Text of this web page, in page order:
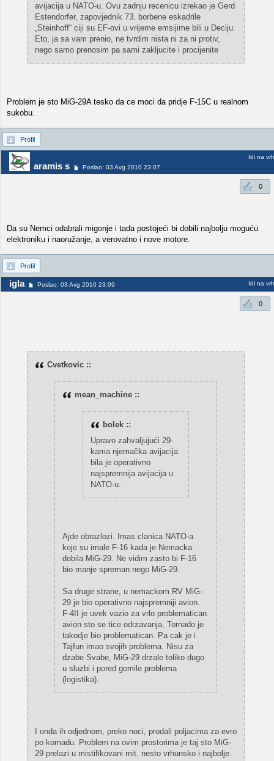
avijacija u NATO-u. Ovu zadnju recenicu izrekao je Gerd
Estendorfer, zapovjednik 73. borbene eskadrile
„Steinhoff“ ciji su EF-ovi u vrijeme emsijime bili u Deciju.
Eto, ja sa vam prenio, ne tvrdim nista ni za ni protiv,
nego samo prenosim pa sami zakljucite i procijenite
Problem je sto MiG-29A tesko da ce moci da pridje F-15C u realnom
sukobu.
Profil
aramis s Poslao: 03 Avg 2010 23:07
Idi na vrh
0
Da su Nemci odabrali migonje i tada postojeći bi dobili najbolju moguću
elektroniku i naoružanje, a verovatno i nove motore.
Profil
igla Poslao: 03 Avg 2010 23:09 Idi na vrh
0
Cvetkovic ::
mean_machine ::
bolek ::
Upravo zahvaljujući 29-
kama njemačka avijacija
bila je operativno
najspremnija avijacija u
NATO-u.
Ajde obrazlozi. Imas clanica NATO-a
koje su imale F-16 kada je Nemacka
dobila MiG-29. Ne vidim zasto bi F-16
bio manje spreman nego MiG-29.
Sa druge strane, u nemackom RV MiG-
29 je bio operativno najspremniji avion.
F-4II je uvek vazio za vrlo problematican
avion sto se tice odrzavanja, Tornado je
takodje bio problematican. Pa cak je i
Tajfun imao svojih problema. Nisu za
dzabe Svabe, MiG-29 drzale toliko dugo
u sluzbi i pored gomile problema
(logistika).
I onda ih odjednom, preko noci, prodali poljacima za evro
po komadu. Problem na ovim prostorima je taj sto MiG-
29 prelazi u mistifikovani mit. nesto vrhunsko i najbolje.